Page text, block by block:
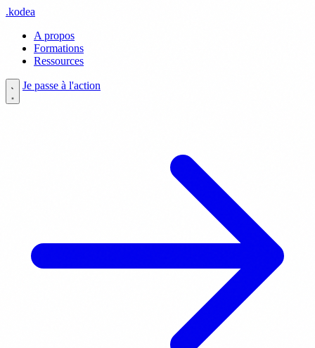
.kodea
A propos
Formations
Ressources
Je passe à l'action